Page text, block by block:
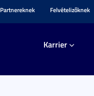
Partnereknek Felvételizőknek
Karrier